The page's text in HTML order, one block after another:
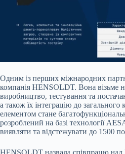
Одним із перших міжнародних
компанія HENSOLDT. Вона візьме
виробництво, тестування та
а також їх інтеграцію до
елементом стане
розроблений на базі технології
виявляти та відстежувати до 1500